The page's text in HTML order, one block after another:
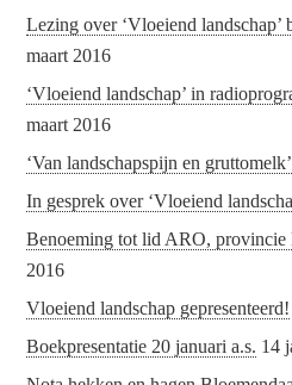
Lezing over ‘Vloeiend
maart 2016
‘Vloeiend landschap’ in
maart 2016
‘Van landschapspijn en gruttomelk’
In gesprek over ‘Vloeiend
Benoeming tot lid ARO,
2016
Vloeiend landschap gepresenteerd!
Boekpresentatie 20 januari a.s. 14